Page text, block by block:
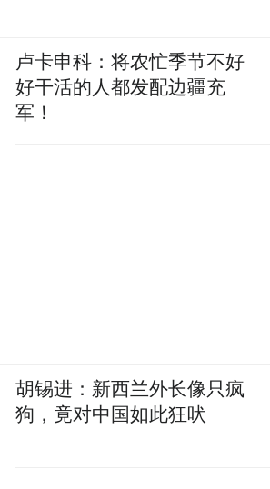
卢卡申科：将农忙季节不好
好干活的人都发配边疆充
军！
胡锡进：新西兰外长像只疯
狗，竟对中国如此狂吠